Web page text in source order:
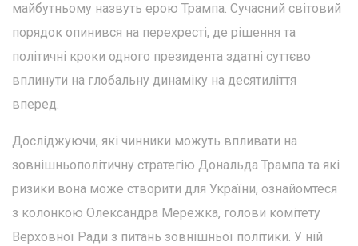
майбутньому назвуть ерою Трампа. Сучасний світовий
порядок опинився на перехресті, де рішення та
політичні кроки одного президента здатні суттєво
вплинути на глобальну динаміку на десятиліття
вперед.
Досліджуючи, які чинники можуть впливати на
зовнішньополітичну стратегію Дональда Трампа та які
ризики вона може створити для України, ознайомтеся
з колонкою Олександра Мережка, голови комітету
Верховної Ради з питань зовнішньої політики. У ній